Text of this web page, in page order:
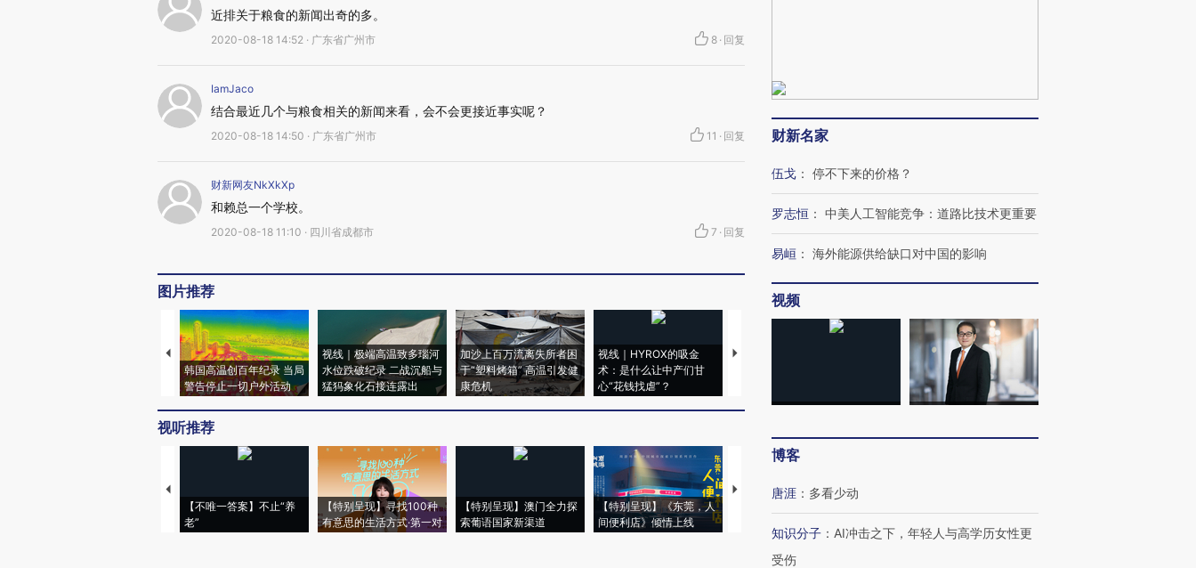
近排关于粮食的新闻出奇的多。
2020-08-18 14:52 · 广东省广州市 8 · 回复
IamJaco
结合最近几个与粮食相关的新闻来看，会不会更接近事实呢？
2020-08-18 14:50 · 广东省广州市 11 · 回复
财新网友NkXkXp
和赖总一个学校。
2020-08-18 11:10 · 四川省成都市 7 · 回复
图片推荐
韩国高温创百年纪录 当局
警告停止一切户外活动
视线｜极端高温致多瑙河
水位跌破纪录 二战沉船与
猛犸象化石接连露出
加沙上百万流离失所者困
于“塑料烤箱” 高温引发健
康危机
视线｜HYROX的吸金
术：是什么让中产们甘
心“花钱找虐”？
马航飞行员跨国走私7万
视线｜被称为“蟑螂”的印
度Z世代 用街头抗争将教
育部长拱下台
视线｜“入侵”还是“人道危
机”？难民潮撕裂西班牙
飞地休达
视听推荐
【不唯一答案】不止“养
老”
【特别呈现】寻找100种
有意思的生活方式·第一对
【特别呈现】澳门全力探
索葡语国家新渠道
【特别呈现】《东莞，人
间便利店》倾情上线
【推广】走进第四届链博
财新名家
伍戈 ： 停不下来的价格？
罗志恒 ： 中美人工智能竞争：道路比技术更重要
易峘 ： 海外能源供给缺口对中国的影响
视频
博客
唐涯 ： 多看少动
知识分子 ： AI冲击之下，年轻人与高学历女性更
受伤